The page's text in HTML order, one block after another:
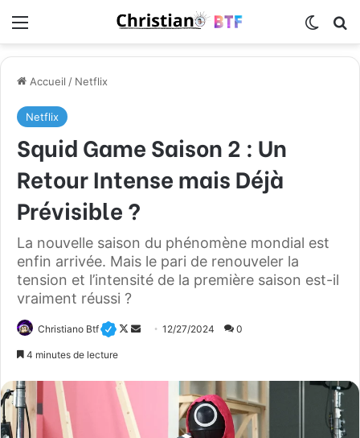
Accueil / Netflix
Netflix
Squid Game Saison 2 : Un
Retour Intense mais Déjà
Prévisible ?
La nouvelle saison du phénomène mondial est
enfin arrivée. Mais le pari de renouveler la
tension et l’intensité de la première saison est-il
vraiment réussi ?
Christiano Btf
F
o
w
12/27/2024 0
4 minutes de lecture